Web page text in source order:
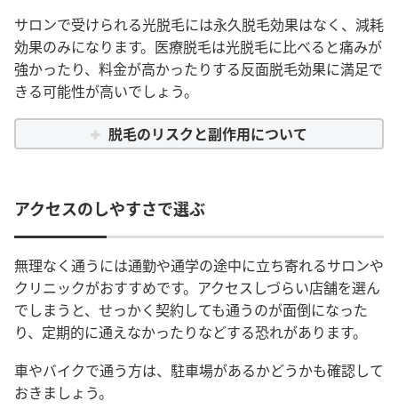
サロンで受けられる光脱毛には永久脱毛効果はなく、減耗
効果のみになります。医療脱毛は光脱毛に比べると痛みが
強かったり、料金が高かったりする反面脱毛効果に満足で
きる可能性が高いでしょう。
脱毛のリスクと副作用について
アクセスのしやすさで選ぶ
無理なく通うには通勤や通学の途中に立ち寄れるサロンや
クリニックがおすすめです。アクセスしづらい店舗を選ん
でしまうと、せっかく契約しても通うのが面倒になった
り、定期的に通えなかったりなどする恐れがあります。
車やバイクで通う方は、駐車場があるかどうかも確認して
おきましょう。